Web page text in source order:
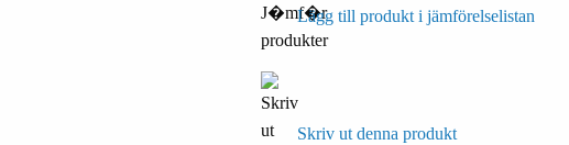
Lägg till produkt i jämförelselistan
Skriv ut denna produkt